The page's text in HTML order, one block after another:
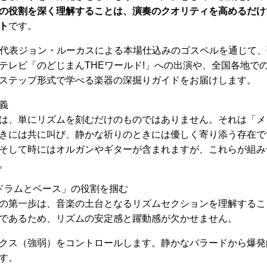
役割を深く理解することは、演奏のクオリティを高めるだ
です。
表ジョン・ルーカスによる本場仕込みのゴスペルを通じて
レビ「のどじまんTHEワールド!」への出演や、全国各地で
テップ形式で学べる楽器の深掘りガイドをお届けします。
、単にリズムを刻むだけのものではありません。それは「
には共に叫び、静かな祈りのときには優しく寄り添う存在
して時にはオルガンやギターが含まれますが、これらが組
ムとベース」の役割を掴む
第一歩は、音楽の土台となるリズムセクションを理解する
あるため、リズムの安定感と躍動感が欠かせません。
ス（強弱）をコントロールします。静かなバラードから爆
。